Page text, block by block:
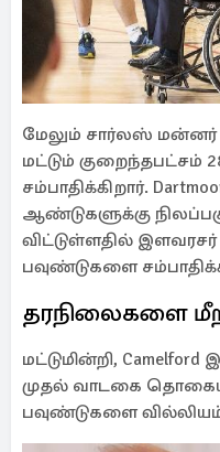
மேலும் சார்லஸ் மன்னர்
மட்டும் குறைந்தபட்சம்
சம்பாதிக்கிறார்.
ஆண்டுகளுக்கு
விட்டுள்ளதில்
பவுண்டுகளை
தரநிலைகளை
மட்டுமின்றி,
முதல் வாடகை
பவுண்டுகளை